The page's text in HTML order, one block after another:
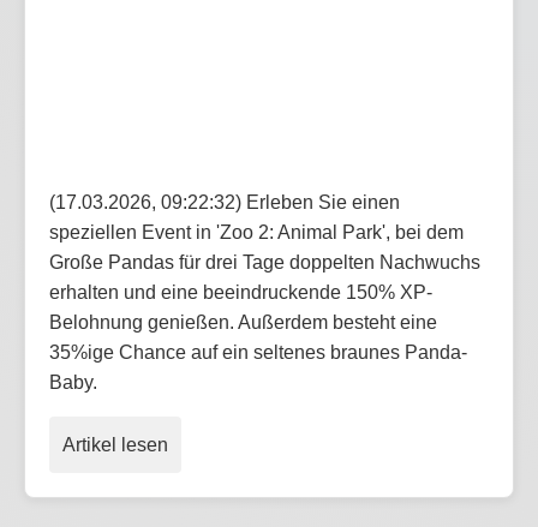
(17.03.2026, 09:22:32) Erleben Sie einen
speziellen Event in 'Zoo 2: Animal Park', bei dem
Große Pandas für drei Tage doppelten Nachwuchs
erhalten und eine beeindruckende 150% XP-
Belohnung genießen. Außerdem besteht eine
35%ige Chance auf ein seltenes braunes Panda-
Baby.
Artikel lesen